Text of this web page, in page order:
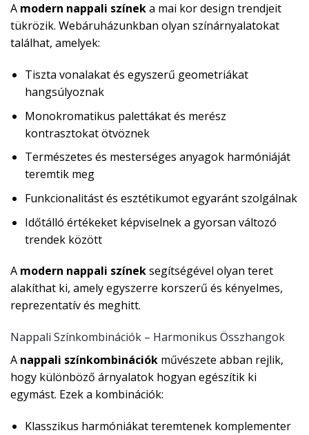
A modern nappali színeka mai kor design trendjeit
tükrözik. Webáruházunkban olyan színárnyalatokat
találhat, amelyek:
Tiszta vonalakat és egyszerű geometriákat
hangsúlyoznak
Monokromatikus palettákat és merész
kontrasztokat ötvöznek
Természetes és mesterséges anyagok harmóniáját
teremtik meg
Funkcionalitást és esztétikumot egyaránt szolgálnak
Időtálló értékeket képviselnek a gyorsan változó
trendek között
A modern nappali színeksegítségével olyan teret
alakíthat ki, amely egyszerre korszerű és kényelmes,
reprezentatív és meghitt.
Nappali Színkombinációk – Harmonikus Összhangok
A nappali színkombinációk művészete abban rejlik,
hogy különböző árnyalatok hogyan egészítik ki
egymást. Ezek a kombinációk:
Klasszikus harmóniákat teremtenek komplementer